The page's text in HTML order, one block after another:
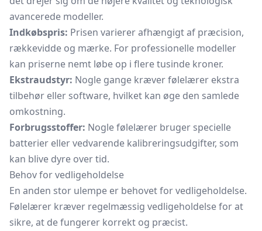
avancerede modeller.
Indkøbspris: Prisen varierer afhængigt af præcision,
rækkevidde og mærke. For professionelle modeller
kan priserne nemt løbe op i flere tusinde kroner.
Ekstraudstyr: Nogle gange kræver følelærer ekstra
tilbehør eller software, hvilket kan øge den samlede
omkostning.
Forbrugsstoffer: Nogle følelærer bruger specielle
batterier eller vedvarende kalibreringsudgifter, som
kan blive dyre over tid.
Behov for vedligeholdelse
En anden stor ulempe er behovet for vedligeholdelse.
Følelærer kræver regelmæssig vedligeholdelse for at
sikre, at de fungerer korrekt og præcist.